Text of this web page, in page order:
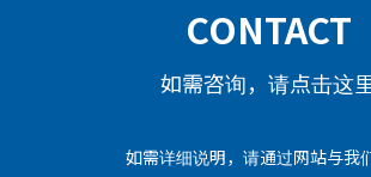
CONTACT
如需咨询，请点击这
如需详细说明，请通过网站与我